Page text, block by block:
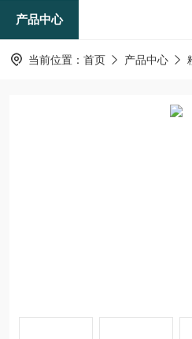
产品中心
当前位置： 首页 产品中心